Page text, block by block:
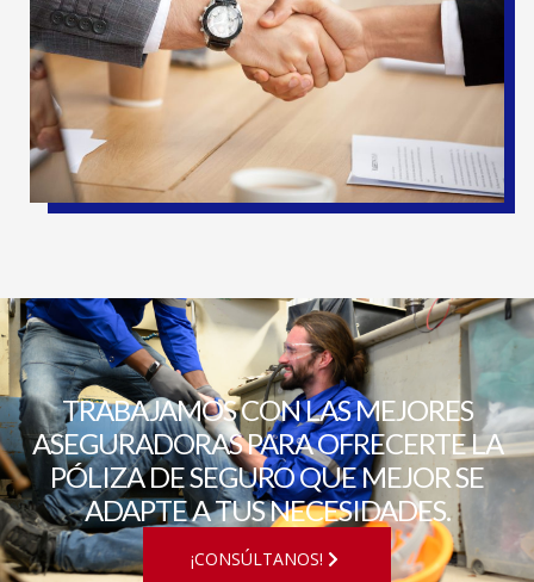
TRABAJAMOS CON LAS MEJORES
ASEGURADORAS PARA OFRECERTE LA
PÓLIZA DE SEGURO QUE MEJOR SE
ADAPTE A TUS NECESIDADES.
¡CONSÚLTANOS!